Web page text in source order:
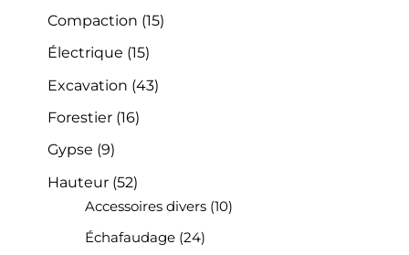
Compaction (15)
Électrique (15)
Excavation (43)
Forestier (16)
Gypse (9)
Hauteur (52)
Accessoires divers (10)
Échafaudage (24)